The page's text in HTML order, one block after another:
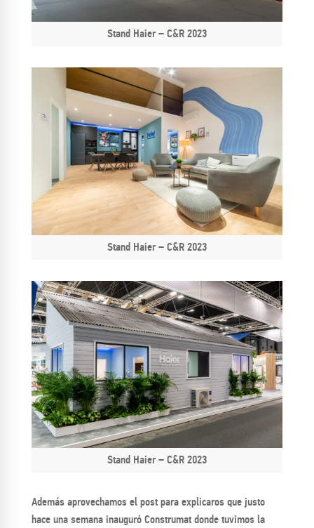
Stand Haier – C&R 2023
Stand Haier – C&R 2023
Stand Haier – C&R 2023
Además aprovechamos el post para explicaros que justo
hace una semana inauguró Construmat donde tuvimos la